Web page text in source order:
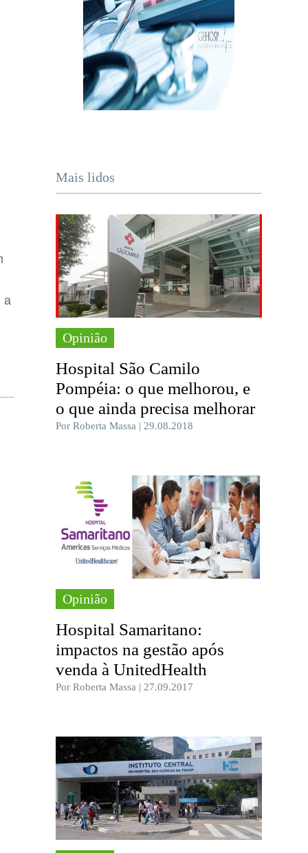
a
Mais lidos
Opinião
Hospital São Camilo
Pompéia: o que melhorou, e
o que ainda precisa melhorar
Por Roberta Massa | 29.08.2018
Opinião
Hospital Samaritano:
impactos na gestão após
venda à UnitedHealth
Por Roberta Massa | 27.09.2017